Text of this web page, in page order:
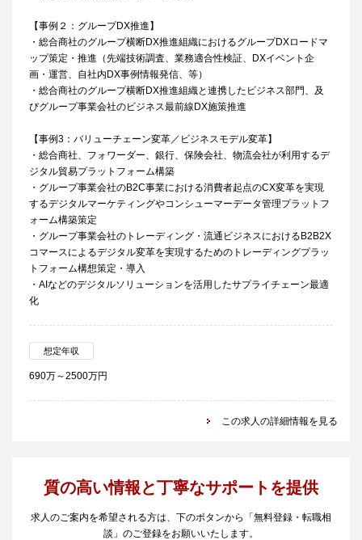
【事例２：グループDX推進】
・総合商社のグループ横断DX推進組織におけるグループDXロードマ
ップ策定・推進（先端技術調査、業務適合性検証、DXイベント企
画・運営、自社内DX事例情報発信、等）
・総合商社のグループ横断DX推進組織と連携したビジネス部門、及
びグループ事業会社のビジネス最前線DX施策推進
【事例3：バリューチェーン変革／ビジネスモデル変革】
・総合商社、フォワーダー、銀行、保険会社、物流会社が利用するデ
ジタル貿易プラットフォーム構築
・グループ事業会社のB2C事業における消費者起点のCX変革を実現
するデジタルマーケティングやコンシューマーデータ管理プラットフ
ォーム構築策定
・グループ事業会社のトレーディング・流通ビジネスにおけるB2B2X
コマースによるデジタル変革を実現するためのトレーディングプラッ
トフォーム構想策定・導入
・AIなどのデジタルソリューションを活用したサプライチェーン最適
化
想定年収
690万～2500万円
この求人の詳細情報を見る
質の高い情報と丁寧なサポートを提供
求人のご案内を希望される方は、下のボタンから「無料登録・転職相
談」のご登録をお願いいたします。